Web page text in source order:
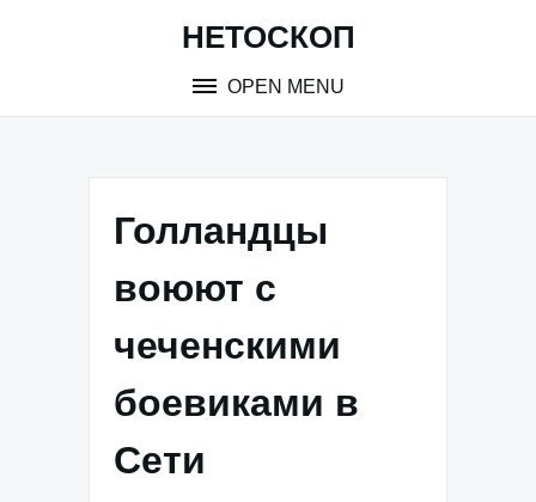
НЕТОСКОП
OPEN MENU
Голландцы
воюют с
чеченскими
боевиками в
Сети